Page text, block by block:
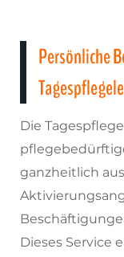
Persönliche
Die
ganzheitlich
Dieses Service